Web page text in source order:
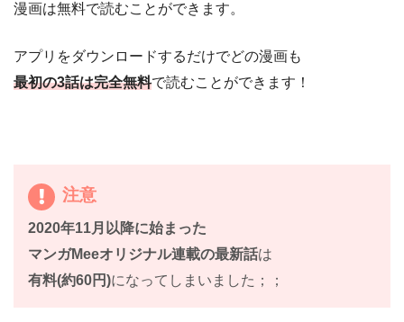
漫画は無料で読むことができます。
アプリをダウンロードするだけでどの漫画も
最初の3話は完全無料で読むことができます！
注意
2020年11月以降に始まった
マンガMeeオリジナル連載の最新話は
有料(約60円)になってしまいました；；